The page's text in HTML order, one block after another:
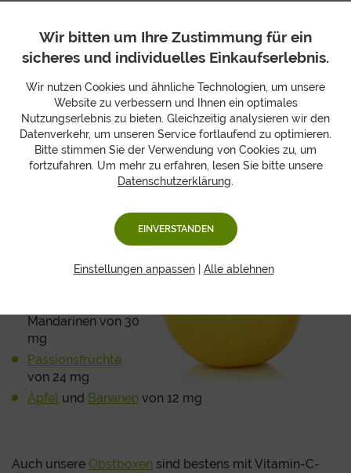
Gehalt beliebter Obstsorten zusammengestellt.
100 g Frucht haben
einen Vitamin-C-
Gehalt bei:
Kiwivon 121 mg
von 82 mg
von 50 mg
von 44
Mandarinen von 30
mg
Passionsfrüchte
von 24 mg
Äpfel und Bananen von 12 mg
Auch unsere Obstboxen sind bestens mit Vitamin-C-
Wir bitten um Ihre Zustimmung für ein
sicheres und individuelles Einkaufserlebnis.
Wir nutzen Cookies und ähnliche Technologien, um unsere
Website zu verbessern und Ihnen ein optimales
Nutzungserlebnis zu bieten. Gleichzeitig analysieren wir den
Datenverkehr, um unseren Service fortlaufend zu optimieren.
Bitte stimmen Sie der Verwendung von Cookies zu, um
fortzufahren. Um mehr zu erfahren, lesen Sie bitte unsere
Datenschutzerklärung
EINVERSTANDEN
Einstellungen anpassen| Alle ablehnen